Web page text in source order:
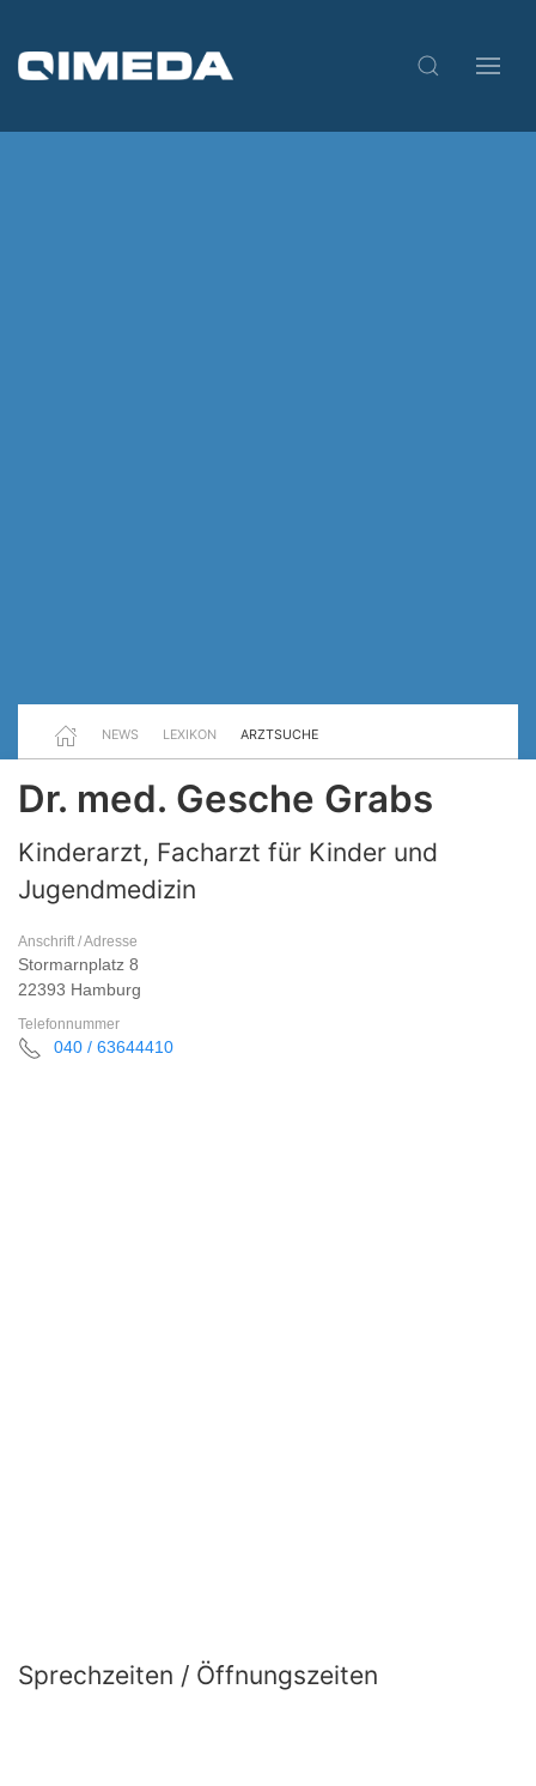
NEWS LEXIKON ARZTSUCHE
Dr. med. Gesche Grabs
Kinderarzt, Facharzt für Kinder und
Jugendmedizin
Anschrift / Adresse
Stormarnplatz 8
22393 Hamburg
Telefonnummer
040 / 63644410
Sprechzeiten / Öffnungszeiten